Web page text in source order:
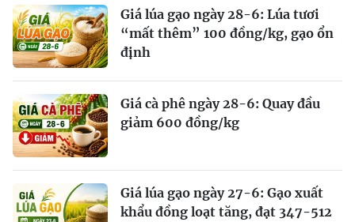
Giá lúa gạo ngày 28-6: Lúa tươi
“mất thêm” 100 đồng/kg, gạo ổn
định
Giá cà phê ngày 28-6: Quay đầu
giảm 600 đồng/kg
Giá lúa gạo ngày 27-6: Gạo xuất
khẩu đồng loạt tăng, đạt 347-512